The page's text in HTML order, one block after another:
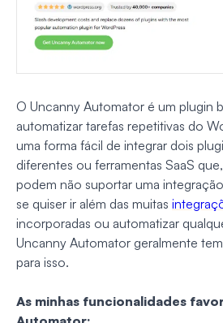
O Uncanny Automator é um plugin
automatizar tarefas repetitivas do
uma forma fácil de integrar dois
diferentes ou ferramentas SaaS
podem não suportar uma
se quiser ir além das muitas
incorporadas ou automatizar
Uncanny Automator geralmente
para isso.
As minhas funcionalidades